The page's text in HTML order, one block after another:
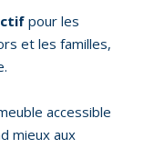
pour les
et les familles,
accessible
mieux aux